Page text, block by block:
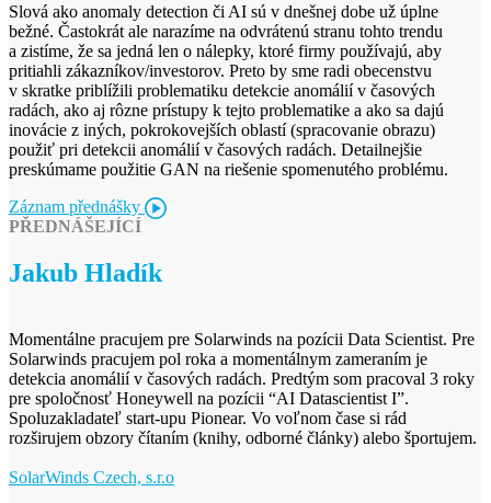
Slová ako anomaly detection či AI sú v dnešnej dobe už úplne
bežné. Častokrát ale narazíme na odvrátenú stranu tohto trendu
a zistíme, že sa jedná len o nálepky, ktoré firmy používajú, aby
pritiahli zákazníkov/investorov. Preto by sme radi obecenstvu
v skratke priblížili problematiku detekcie anomálií v časových
radách, ako aj rôzne prístupy k tejto problematike a ako sa dajú
inovácie z iných, pokrokovejších oblastí (spracovanie obrazu)
použiť pri detekcii anomálií v časových radách. Detailnejšie
preskúmame použitie GAN na riešenie spomenutého problému.
Záznam přednášky
PŘEDNÁŠEJÍCÍ
Jakub Hladík
Momentálne pracujem pre Solarwinds na pozícii Data Scientist. Pre
Solarwinds pracujem pol roka a momentálnym zameraním je
detekcia anomálií v časových radách. Predtým som pracoval 3 roky
pre spoločnosť Honeywell na pozícii “AI Datascientist I”.
Spoluzakladateľ start-upu Pionear. Vo voľnom čase si rád
rozširujem obzory čítaním (knihy, odborné články) alebo športujem.
SolarWinds Czech, s.r.o